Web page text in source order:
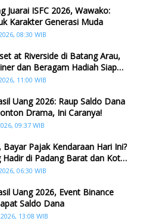
Juarai ISFC 2026, Wawako:
Karakter Generasi Muda
08:30 WIB
at Riverside di Batang Arau,
dan Beragam Hadiah Siap
di Momen HJK Padang
11:00 WIB
Uang 2026: Raup Saldo Dana
Drama, Ini Caranya!
09:37 WIB
Bayar Pajak Kendaraan Hari Ini?
Hadir di Padang Barat dan Koto
06:30 WIB
Uang 2026, Event Binance
Saldo Dana
13:08 WIB